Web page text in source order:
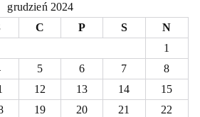
grudzień 2024
C P S
N
1
5 6 7
8
12 13 14
15
19 20 21
22